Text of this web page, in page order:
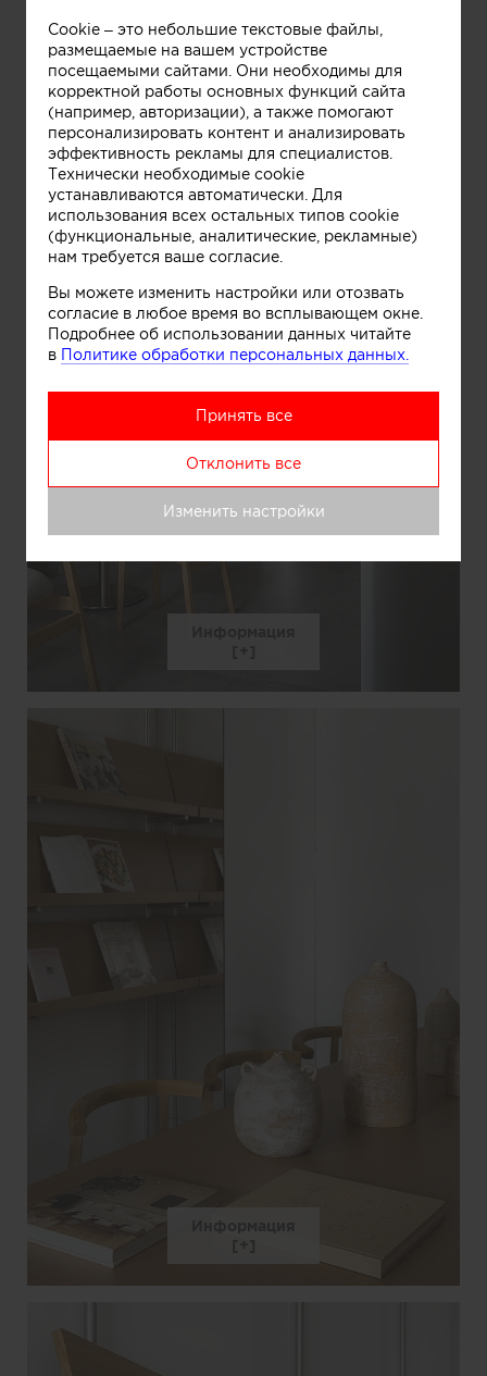
Информация
Cookie – это небольшие текстовые файлы,
размещаемые на вашем устройстве
посещаемыми сайтами. Они необходимы для
корректной работы основных функций сайта
(например, авторизации), а также помогают
персонализировать контент и анализировать
эффективность рекламы для специалистов.
Технически необходимые cookie
устанавливаются автоматически. Для
использования всех остальных типов cookie
(функциональные, аналитические, рекламные)
нам требуется ваше согласие.
Вы можете изменить настройки или отозвать
согласие в любое время во всплывающем окне.
Подробнее об использовании данных читайте
в Политике обработки персональных данных.
Принять все
Отклонить все
Изменить настройки